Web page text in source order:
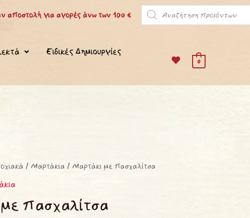
αποστολή για αγορές άνω των 100 €
Products
search
Ειδικές Δημιουργίες
0
/ Μαρτάκια / Μαρτάκι με πασχαλίτσα
πασχαλίτσα